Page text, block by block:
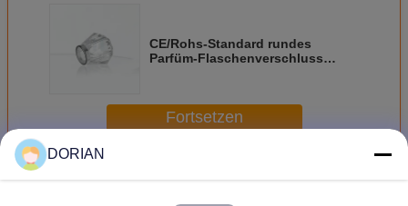
CE/Rohs-Standard rundes
Parfüm-Flaschenverschluss
Fortsetzen
Mehr
DORIAN